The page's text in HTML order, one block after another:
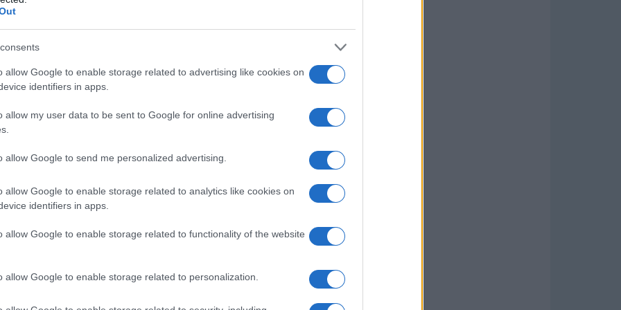
allow Google to enable storage related to advertising like cookies on
identifiers in apps.
allow my user data to be sent to Google for online advertising
allow Google to send me personalized advertising.
allow Google to enable storage related to analytics like cookies on
identifiers in apps.
allow Google to enable storage related to functionality of the website
allow Google to enable storage related to personalization.
de España y se encuentra a lo largo de la
por sus playas, su clima y hay muchos
ha tenido la capacidad de renovarse con
popular para muchos turistas cada año.
desde los futuristas, como la Ciudad
Santiago Calatrava hasta el Museo de
y artes, por no hablar del planetario y
ciudad que sorprenderá al visitante,
que tienen lugar aquí cada año y en
anotar los principales lugares que podrás